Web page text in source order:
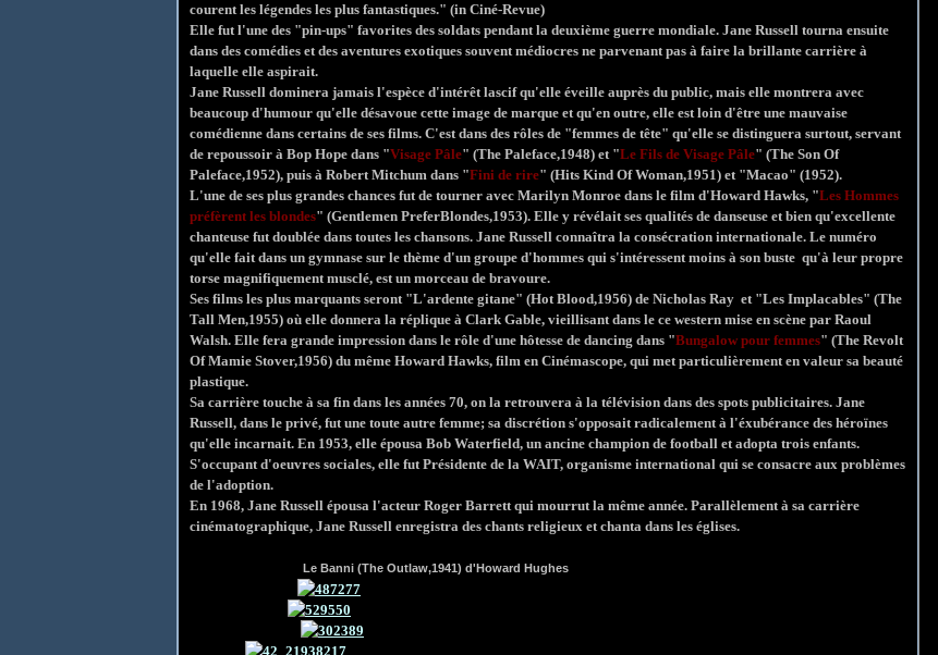
courent les légendes les plus fantastiques." (in Ciné-Revue)
Elle fut l'une des "pin-ups" favorites des soldats pendant la deuxième guerre mondiale. Jane Russell tourna ensuite
dans des comédies et des aventures exotiques souvent médiocres ne parvenant pas à faire la brillante carrière à
laquelle elle aspirait.
Jane Russell dominera jamais l'espèce d'intérêt lascif qu'elle éveille auprès du public, mais elle montrera avec
beaucoup d'humour qu'elle désavoue cette image de marque et qu'en outre, elle est loin d'être une mauvaise
comédienne dans certains de ses films. C'est dans des rôles de "femmes de tête" qu'elle se distinguera surtout, servant
de repoussoir à Bop Hope dans "Visage Pâle" (The Paleface,1948) et "Le Fils de Visage Pâle" (The Son Of
Paleface,1952), puis à Robert Mitchum dans "Fini de rire" (Hits Kind Of Woman,1951) et "Macao" (1952).
L'une de ses plus grandes chances fut de tourner avec Marilyn Monroe dans le film d'Howard Hawks, "Les Hommes
préfèrent les blondes" (Gentlemen PreferBlondes,1953). Elle y révélait ses qualités de danseuse et bien qu'excellente
chanteuse fut doublée dans toutes les chansons. Jane Russell connaîtra la consécration internationale. Le numéro
qu'elle fait dans un gymnase sur le thème d'un groupe d'hommes qui s'intéressent moins à son buste qu'à leur propre
torse magnifiquement musclé, est un morceau de bravoure.
Ses films les plus marquants seront "L'ardente gitane" (Hot Blood,1956) de Nicholas Ray et "Les Implacables" (The
Tall Men,1955) où elle donnera la réplique à Clark Gable, vieillisant dans le ce western mise en scène par Raoul
Walsh. Elle fera grande impression dans le rôle d'une hôtesse de dancing dans "Bungalow pour femmes" (The Revolt
Of Mamie Stover,1956) du même Howard Hawks, film en Cinémascope, qui met particulièrement en valeur sa beauté
plastique.
Sa carrière touche à sa fin dans les années 70, on la retrouvera à la télévision dans des spots publicitaires. Jane
Russell, dans le privé, fut une toute autre femme; sa discrétion s'opposait radicalement à l'éxubérance des héroïnes
qu'elle incarnait. En 1953, elle épousa Bob Waterfield, un ancine champion de football et adopta trois enfants.
S'occupant d'oeuvres sociales, elle fut Présidente de la WAIT, organisme international qui se consacre aux problèmes
de l'adoption.
En 1968, Jane Russell épousa l'acteur Roger Barrett qui mourrut la même année. Parallèlement à sa carrière
cinématographique, Jane Russell enregistra des chants religieux et chanta dans les églises.
Le Banni (The Outlaw,1941) d'Howard Hughes